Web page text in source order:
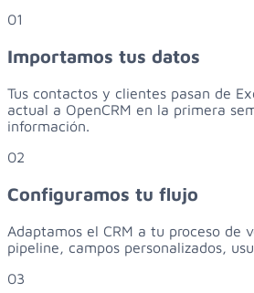
01
Importamos tus datos
Tus contactos y clientes pasan de
actual a OpenCRM en la primera
información.
02
Configuramos tu flujo
Adaptamos el CRM a tu proceso de
pipeline, campos personalizados,
03